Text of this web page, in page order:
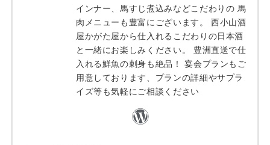
インナー、馬すじ煮込みなどこだわりの 馬
肉メニューも豊富にございます。 西小山酒
屋かがた屋から仕入れるこだわりの日本酒
と一緒にお楽しみください。 豊洲直送で仕
入れる鮮魚の刺身も絶品！ 宴会プランもご
用意しております、プランの詳細やサプラ
イズ等も気軽にご相談ください